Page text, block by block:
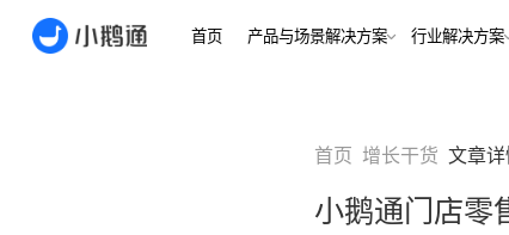
首页 产品与场景解决方案
全域
打通
金融/
合
客户
首页 增长干货 文章详
小鹅通门店零